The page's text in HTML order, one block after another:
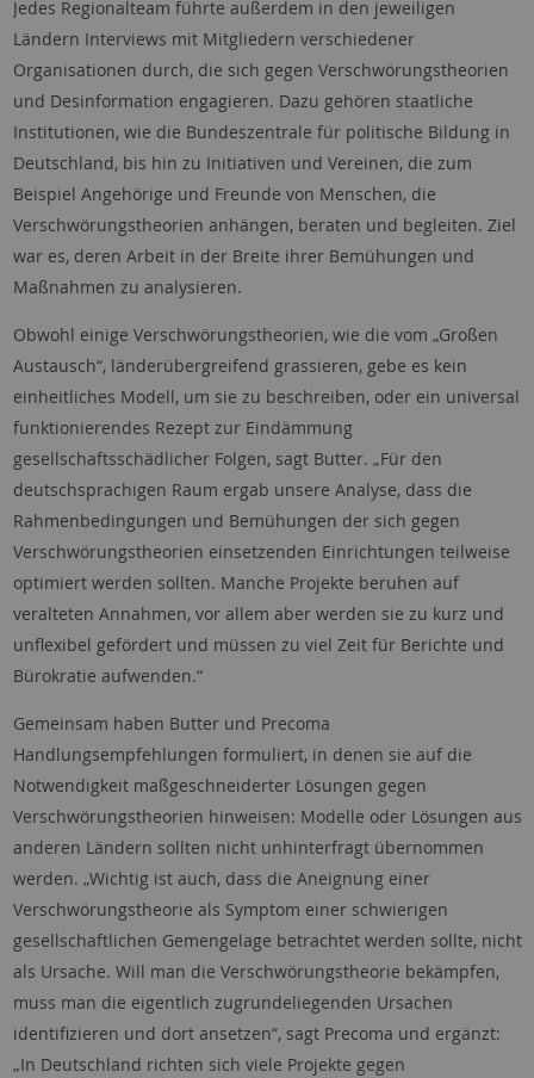
Jedes Regionalteam führte außerdem in den jeweiligen
Ländern Interviews mit Mitgliedern verschiedener
Organisationen durch, die sich gegen Verschwörungstheorien
und Desinformation engagieren. Dazu gehören staatliche
Institutionen, wie die Bundeszentrale für politische Bildung in
Deutschland, bis hin zu Initiativen und Vereinen, die zum
Beispiel Angehörige und Freunde von Menschen, die
Verschwörungstheorien anhängen, beraten und begleiten. Ziel
war es, deren Arbeit in der Breite ihrer Bemühungen und
Maßnahmen zu analysieren.
Obwohl einige Verschwörungstheorien, wie die vom „Großen
Austausch“, länderübergreifend grassieren, gebe es kein
einheitliches Modell, um sie zu beschreiben, oder ein universal
funktionierendes Rezept zur Eindämmung
gesellschaftsschädlicher Folgen, sagt Butter. „Für den
deutschsprachigen Raum ergab unsere Analyse, dass die
Rahmenbedingungen und Bemühungen der sich gegen
Verschwörungstheorien einsetzenden Einrichtungen teilweise
optimiert werden sollten. Manche Projekte beruhen auf
veralteten Annahmen, vor allem aber werden sie zu kurz und
unflexibel gefördert und müssen zu viel Zeit für Berichte und
Bürokratie aufwenden.“
Gemeinsam haben Butter und Precoma
Handlungsempfehlungen formuliert, in denen sie auf die
Notwendigkeit maßgeschneiderter Lösungen gegen
Verschwörungstheorien hinweisen: Modelle oder Lösungen aus
anderen Ländern sollten nicht unhinterfragt übernommen
werden. „Wichtig ist auch, dass die Aneignung einer
Verschwörungstheorie als Symptom einer schwierigen
gesellschaftlichen Gemengelage betrachtet werden sollte, nicht
als Ursache. Will man die Verschwörungstheorie bekämpfen,
muss man die eigentlich zugrundeliegenden Ursachen
identifizieren und dort ansetzen“, sagt Precoma und ergänzt:
„In Deutschland richten sich viele Projekte gegen